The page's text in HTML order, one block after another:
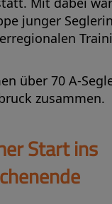
junger
über 70 A-
zusammen.
Start ins